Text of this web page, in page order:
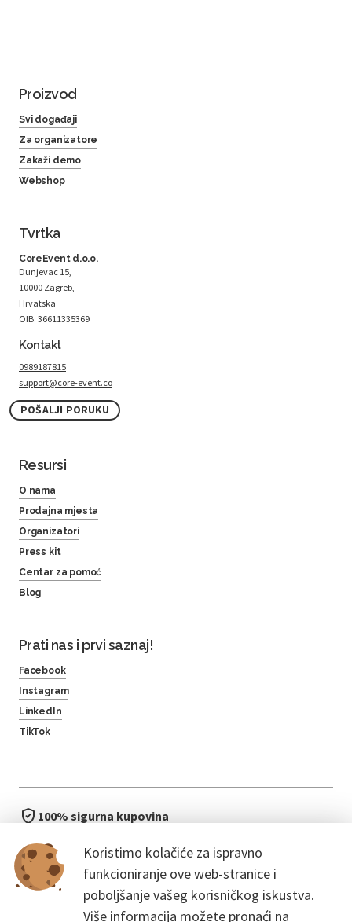
Koristimo kolačiće za ispravno
funkcioniranje ove web-stranice i
poboljšanje vašeg korisničkog iskustva.
Više informacija možete pronaći na
Proizvod
Svi događaji
Za organizatore
Zakaži demo
Webshop
Tvrtka
CoreEvent d.o.o.
Dunjevac 15,
10000 Zagreb,
Hrvatska
OIB: 36611335369
Kontakt
0989187815
support@core-event.co
POŠALJI PORUKU
Resursi
O nama
Prodajna mjesta
Organizatori
Press kit
Centar za pomoć
Blog
Prati nas i prvi saznaj!
Facebook
Instagram
LinkedIn
TikTok
100% sigurna kupovina
bez čekanja u redu